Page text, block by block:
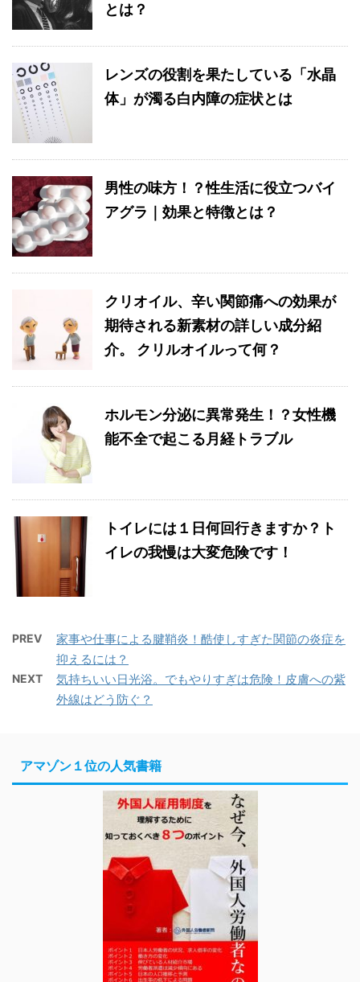
とは？
レンズの役割を果たしている「水晶
体」が濁る白内障の症状とは
男性の味方！？性生活に役立つバイ
アグラ｜効果と特徴とは？
クリオイル、辛い関節痛への効果が
期待される新素材の詳しい成分紹
介。 クリルオイルって何？
ホルモン分泌に異常発生！？女性機
能不全で起こる月経トラブル
トイレには１日何回行きますか？ト
イレの我慢は大変危険です！
PREV
家事や仕事による腱鞘炎！酷使しすぎた関節の炎症を
抑えるには？
NEXT
気持ちいい日光浴。でもやりすぎは危険！皮膚への紫
外線はどう防ぐ？
アマゾン１位の人気書籍